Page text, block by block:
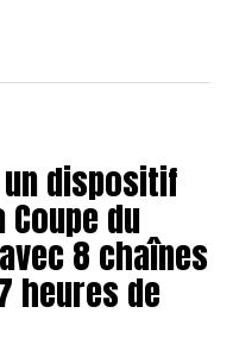
un dispositif
du
8 chaînes
heures de